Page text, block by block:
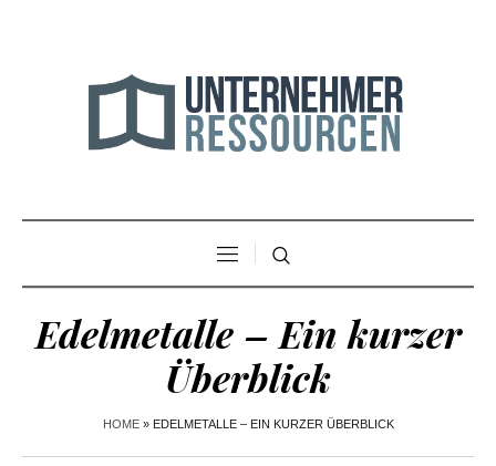
Edelmetalle – Ein kurzer
Überblick
HOME» EDELMETALLE – EIN KURZER ÜBERBLICK